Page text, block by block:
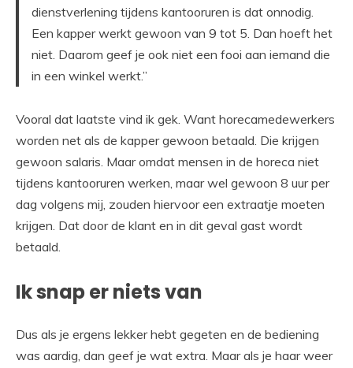
dienstverlening tijdens kantooruren is dat onnodig.
Een kapper werkt gewoon van 9 tot 5. Dan hoeft het
niet. Daarom geef je ook niet een fooi aan iemand die
in een winkel werkt.”
Vooral dat laatste vind ik gek. Want horecamedewerkers
worden net als de kapper gewoon betaald. Die krijgen
gewoon salaris. Maar omdat mensen in de horeca niet
tijdens kantooruren werken, maar wel gewoon 8 uur per
dag volgens mij, zouden hiervoor een extraatje moeten
krijgen. Dat door de klant en in dit geval gast wordt
betaald.
Ik snap er niets van
Dus als je ergens lekker hebt gegeten en de bediening
was aardig, dan geef je wat extra. Maar als je haar weer